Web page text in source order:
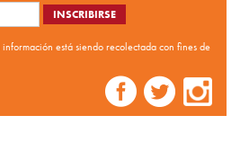
está siendo recolectada con fines de